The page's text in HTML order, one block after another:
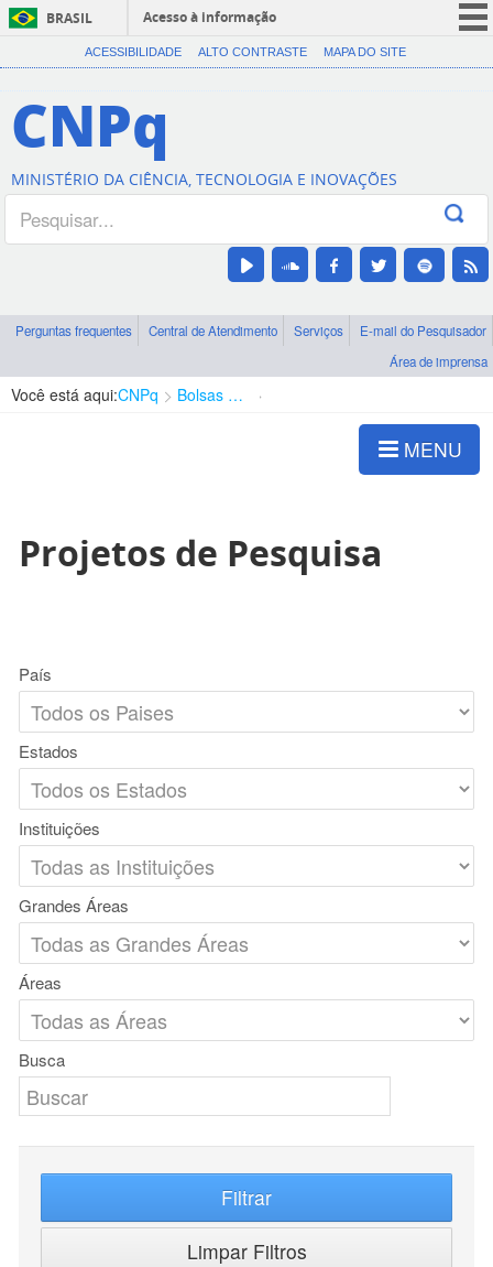
BRASIL
Acesso à informação
CORONAVÍRUS (COVID-19)
Canais
ACESSIBILIDADE ALTO CONTRASTE MAPA DO SITE
CNPq
MINISTÉRIO DA CIÊNCIA, TECNOLOGIA E INOVAÇÕES
Perguntas frequentes Central de Atendimento Serviços
E-mail do Pesquisador
Área de imprensa
Você está aqui:CNPq Bolsas e Auxílios Vigentes
MENU
Projetos de Pesquisa
País
Estados
Instituições
Grandes Áreas
Áreas
Busca
Filtrar
Limpar Filtros